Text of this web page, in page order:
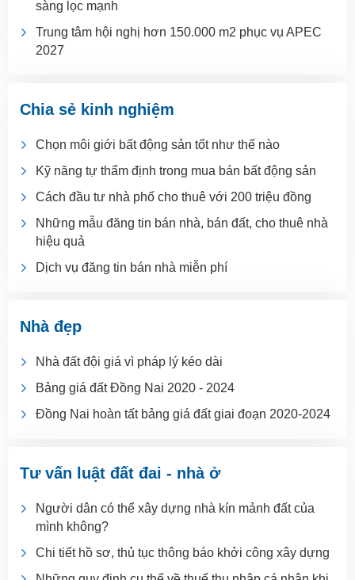
sàng lọc mạnh
Trung tâm hội nghị hơn 150.000 m2 phục vụ APEC
2027
Chia sẻ kinh nghiệm
Chọn môi giới bất động sản tốt như thế nào
Kỹ năng tự thẩm định trong mua bán bất động sản
Cách đầu tư nhà phố cho thuê với 200 triệu đồng
Những mẫu đăng tin bán nhà, bán đất, cho thuê nhà
hiệu quả
Dịch vụ đăng tin bán nhà miễn phí
Nhà đẹp
Nhà đất đội giá vì pháp lý kéo dài
Bảng giá đất Đồng Nai 2020 - 2024
Đồng Nai hoàn tất bảng giá đất giai đoạn 2020-2024
Tư vấn luật đất đai - nhà ở
Người dân có thể xây dựng nhà kín mảnh đất của
mình không?
Chi tiết hồ sơ, thủ tục thông báo khởi công xây dựng